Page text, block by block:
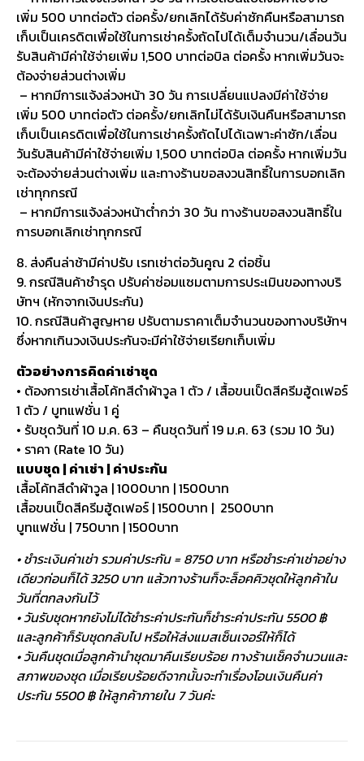
เพิ่ม 500 บาทต่อตัว ต่อครั้ง/ยกเลิกได้รับค่าซักคืนหรือสามารถ
เก็บเป็นเครดิตเพื่อใช้ในการเช่าครั้งถัดไปได้เต็มจำนวน/เลื่อนวัน
รับสินค้ามีค่าใช้จ่ายเพิ่ม 1,500 บาทต่อบิล ต่อครั้ง หากเพิ่มวันจะ
ต้องจ่ายส่วนต่างเพิ่ม
– หากมีการแจ้งล่วงหน้า 30 วัน การเปลี่ยนแปลงมีค่าใช้จ่าย
เพิ่ม 500 บาทต่อตัว ต่อครั้ง/ยกเลิกไม่ได้รับเงินคืนหรือสามารถ
เก็บเป็นเครดิตเพื่อใช้ในการเช่าครั้งถัดไปได้เฉพาะค่าซัก/เลื่อน
วันรับสินค้ามีค่าใช้จ่ายเพิ่ม 1,500 บาทต่อบิล ต่อครั้ง หากเพิ่มวัน
จะต้องจ่ายส่วนต่างเพิ่ม และทางร้านขอสงวนสิทธิ์ในการบอกเลิก
เช่าทุกกรณี
– หากมีการแจ้งล่วงหน้าต่ำกว่า 30 วัน ทางร้านขอสงวนสิทธิ์ใน
การบอกเลิกเช่าทุกกรณี
8. ส่งคืนล่าช้ามีค่าปรับ เรทเช่าต่อวันคูณ 2 ต่อชิ้น
9. กรณีสินค้าชำรุด ปรับค่าซ่อมแซมตามการประเมินของทางบริ
ษัทฯ (หักจากเงินประกัน)
10. กรณีสินค้าสูญหาย ปรับตามราคาเต็มจำนวนของทางบริษัทฯ
ซึ่งหากเกินวงเงินประกันจะมีค่าใช้จ่ายเรียกเก็บเพิ่ม
ตัวอย่างการคิดค่าเช่าชุด
• ต้องการเช่าเสื้อโค้ทสีดำผ้าวูล 1 ตัว / เสื้อขนเป็ดสีครีมฮู้ดเฟอร์
1 ตัว / บูทแฟชั่น 1 คู่
• รับชุดวันที่ 10 ม.ค. 63 – คืนชุดวันที่ 19 ม.ค. 63 (รวม 10 วัน)
• ราคา (Rate 10 วัน)
แบบชุด | ค่าเช่า | ค่าประกัน
เสื้อโค้ทสีดำผ้าวูล | 1000บาท | 1500บาท
เสื้อขนเป็ดสีครีมฮู้ดเฟอร์ | 1500บาท | 2500บาท
บูทแฟชั่น | 750บาท | 1500บาท
• ชำระเงินค่าเช่า รวมค่าประกัน = 8750 บาท หรือชำระค่าเช่าอย่าง
เดียวก่อนก็ได้ 3250 บาท แล้วทางร้านก็จะล็อคคิวชุดให้ลูกค้าใน
วันที่ตกลงกันไว้
• วันรับชุดหากยังไม่ได้ชำระค่าประกันก็ชำระค่าประกัน 5500 ฿
และลูกค้าก็รับชุดกลับไป หรือให้ส่งแมสเซ็นเจอร์ให้ก็ได้
• วันคืนชุดเมื่อลูกค้านำชุดมาคืนเรียบร้อย ทางร้านเช็คจำนวนและ
สภาพของชุด เมื่อเรียบร้อยดีจากนั้นจะทำเรื่องโอนเงินคืนค่า
ประกัน 5500 ฿ ให้ลูกค้าภายใน 7 วันค่ะ